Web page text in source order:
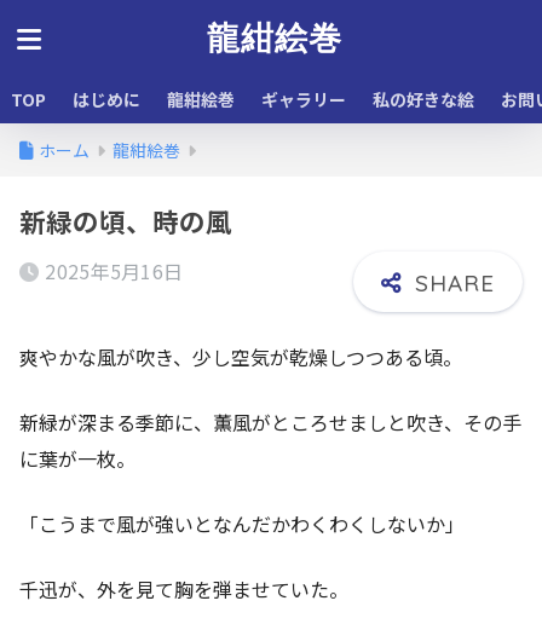
龍紺絵巻
TOP はじめに 龍紺絵巻 ギャラリー 私の好きな絵 お問
ホーム 龍紺絵巻
新緑の頃、時の風
2025年5月16日
爽やかな風が吹き、少し空気が乾燥しつつある頃。
新緑が深まる季節に、薫風がところせましと吹き、その手
に葉が一枚。
「こうまで風が強いとなんだかわくわくしないか」
千迅が、外を見て胸を弾ませていた。